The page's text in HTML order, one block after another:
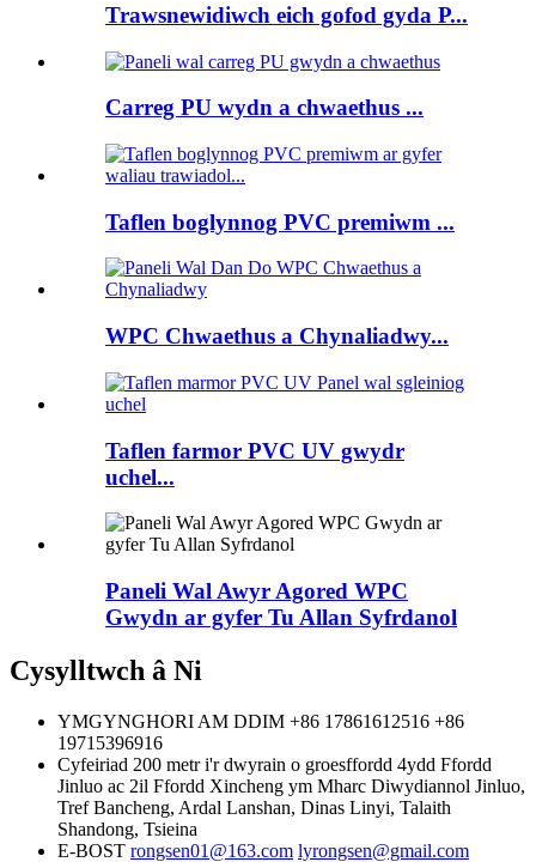
Trawsnewidiwch eich gofod gyda P...
Carreg PU wydn a chwaethus ...
Taflen boglynnog PVC premiwm ...
WPC Chwaethus a Chynaliadwy...
Taflen farmor PVC UV gwydr
uchel...
Paneli Wal Awyr Agored WPC
Gwydn ar gyfer Tu Allan Syfrdanol
Cysylltwch â Ni
YMGYNGHORI AM DDIM +86 17861612516 +86
19715396916
Cyfeiriad 200 metr i'r dwyrain o groesffordd 4ydd Ffordd
Jinluo ac 2il Ffordd Xincheng ym Mharc Diwydiannol Jinluo,
Tref Bancheng, Ardal Lanshan, Dinas Linyi, Talaith
Shandong, Tsieina
E-BOST rongsen01@163.com lyrongsen@gmail.com